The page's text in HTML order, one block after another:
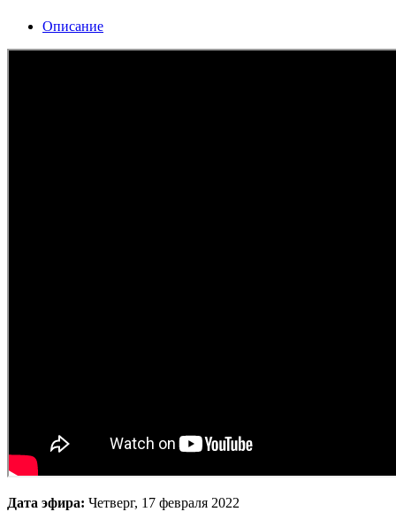
Описание
Дата эфира: Четверг, 17 февраля 2022